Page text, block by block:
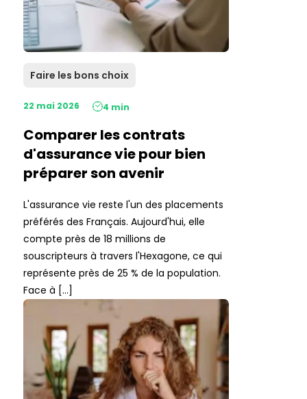
Faire les bons choix
22 mai 2026 4 min
Comparer les contrats
d'assurance vie pour bien
préparer son avenir
L'assurance vie reste l'un des placements
préférés des Français. Aujourd'hui, elle
compte près de 18 millions de
souscripteurs à travers l'Hexagone, ce qui
représente près de 25 % de la population.
Face à […]